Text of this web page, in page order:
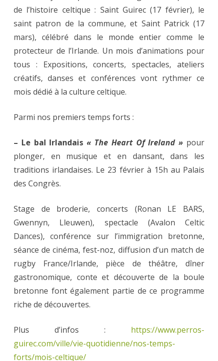
de l’histoire celtique : Saint Guirec (17 février), le
saint patron de la commune, et Saint Patrick (17
mars), célébré dans le monde entier comme le
protecteur de l’Irlande. Un mois d’animations pour
tous : Expositions, concerts, spectacles, ateliers
créatifs, danses et conférences vont rythmer ce
mois dédié à la culture celtique.
Parmi nos premiers temps forts :
– Le bal Irlandais « The Heart Of Ireland » pour
plonger, en musique et en dansant, dans les
traditions irlandaises. Le 23 février à 15h au Palais
des Congrès.
Stage de broderie, concerts (Ronan LE BARS,
Gwennyn, Lleuwen), spectacle (Avalon Celtic
Dances), conférence sur l’immigration bretonne,
séance de cinéma, fest-noz, diffusion d’un match de
rugby France/Irlande, pièce de théâtre, dîner
gastronomique, conte et découverte de la boule
bretonne font également partie de ce programme
riche de découvertes.
Plus d’infos : https://www.perros-
guirec.com/ville/vie-quotidienne/nos-temps-
forts/mois-celtique/